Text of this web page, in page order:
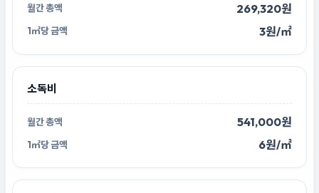
269,320원
3원/㎡
소독비
541,000원
6원/㎡